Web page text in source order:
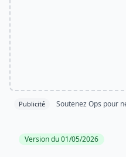
Publicité Soutenez Ops pour
Version du 01/05/2026